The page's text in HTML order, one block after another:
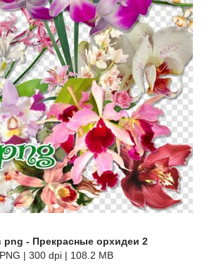
png - Прекрасные орхидеи 2
| 300 dpi | 108.2 MB